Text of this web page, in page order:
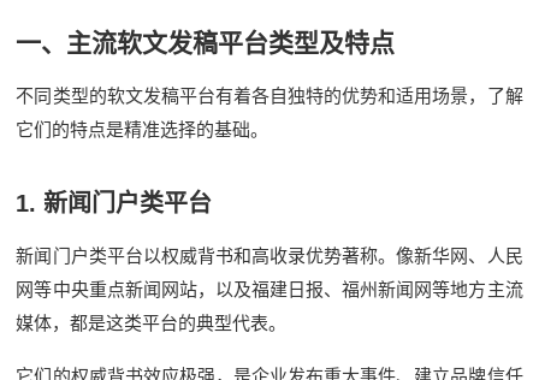
一、主流软文发稿平台类型及特点
不同类型的软文发稿平台有着各自独特的优势和适用场景，了解
它们的特点是精准选择的基础。
1.新闻门户类平台
新闻门户类平台以权威背书和高收录优势著称。像新华网、人民
网等中央重点新闻网站，以及福建日报、福州新闻网等地方主流
媒体，都是这类平台的典型代表。